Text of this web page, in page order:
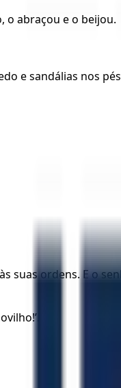
o abraçou e o beijou.
e sandálias nos
suas ordens. E o